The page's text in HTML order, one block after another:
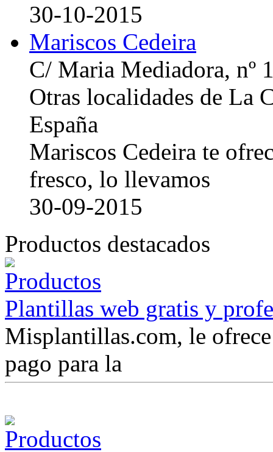
30-10-2015
Mariscos Cedeira
C/ Maria Mediadora, nº
Otras localidades de La
España
Mariscos Cedeira te
fresco, lo llevamos
30-09-2015
Productos destacados
Plantillas web gratis y
Misplantillas.com, le
pago para la